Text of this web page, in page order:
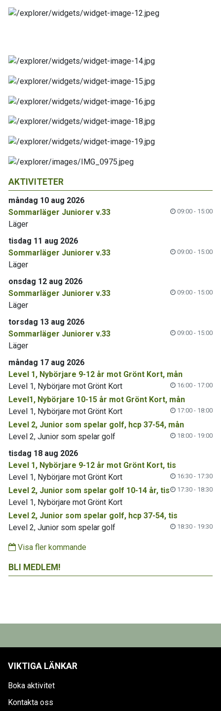
AKTIVITETER
måndag 10 aug 2026
Sommarläger Juniorer v.33
09:00 - 15:00
Läger
tisdag 11 aug 2026
Sommarläger Juniorer v.33
09:00 - 15:00
Läger
onsdag 12 aug 2026
Sommarläger Juniorer v.33
09:00 - 15:00
Läger
torsdag 13 aug 2026
Sommarläger Juniorer v.33
09:00 - 15:00
Läger
måndag 17 aug 2026
Level 1, Nybörjare 9-12 år mot Grönt Kort, mån
16:00 - 17:00
Level 1, Nybörjare mot Grönt Kort
Level1, Nybörjare 10-15 år mot Grönt Kort, mån
17:00 - 18:00
Level 1, Nybörjare mot Grönt Kort
Level 2, Junior som spelar golf, hcp 37-54, mån
18:00 - 19:00
Level 2, Junior som spelar golf
tisdag 18 aug 2026
Level 1, Nybörjare 9-12 år mot Grönt Kort, tis
16:30 - 17:30
Level 1, Nybörjare mot Grönt Kort
Level 2, Junior som spelar golf 10-14 år, tis
17:30 - 18:30
Level 1, Nybörjare mot Grönt Kort
Level 2, Junior som spelar golf, hcp 37-54, tis
18:30 - 19:30
Level 2, Junior som spelar golf
Visa fler kommande
BLI MEDLEM!
VIKTIGA LÄNKAR
Boka aktivitet
Kontakta oss